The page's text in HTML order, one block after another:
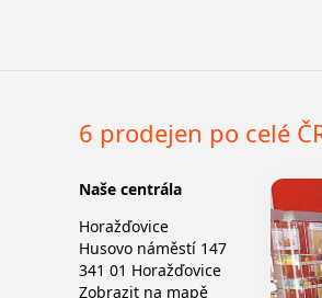
6 prodejen po celé
Naše centrála
Horažďovice
Husovo náměstí 147
341 01 Horažďovice
Zobrazit na mapě